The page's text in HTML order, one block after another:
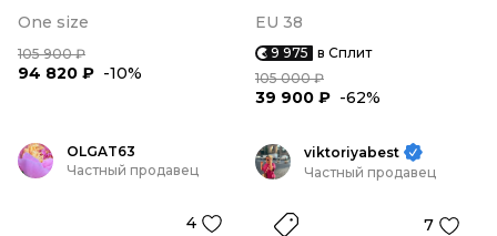
One size
105 900 ₽
94 820 ₽ -10%
EU 38
9 975 в Сплит
105 000 ₽
39 900 ₽ -62%
OLGAT63
Частный продавец
4
viktoriyabest
Частный продавец
7